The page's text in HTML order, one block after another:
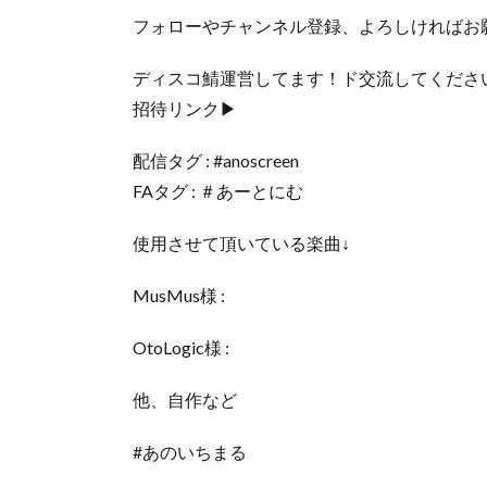
フォローやチャンネル登録、よろしければお
ディスコ鯖運営してます！ド交流してくださ
招待リンク▶
配信タグ : #anoscreen
FAタグ : ＃あーとにむ
使用させて頂いている楽曲↓
MusMus様 :
OtoLogic様 :
他、自作など
#あのいちまる